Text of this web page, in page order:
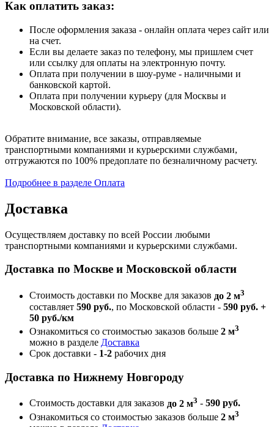
Как оплатить заказ:
После оформления заказа - онлайн оплата через сайт или
на счет.
Если вы делаете заказ по телефону, мы пришлем счет
или ссылку для оплаты на электронную почту.
Оплата при получении в шоу-руме - наличными и
банковской картой.
Оплата при получении курьеру (для Москвы и
Московской области).
Обратите внимание, все заказы, отправляемые
транспортными компаниями и курьерскими службами,
отгружаются по 100% предоплате по безналичному расчету.
Подробнее в разделе Оплата
Доставка
Осуществляем доставку по всей России любыми
транспортными компаниями и курьерскими службами.
Доставка по Москве и Московской области
Стоимость доставки по Москве для заказов до 2 м3
составляет 590 руб., по Московской области - 590 руб. +
50 руб./км
Ознакомиться со стоимостью заказов больше 2 м3
можно в разделе Доставка
Срок доставки - 1-2 рабочих дня
Доставка по Нижнему Новгороду
Стоимость доставки для заказов до 2 м3 - 590 руб.
Ознакомиться со стоимостью заказов больше 2 м3